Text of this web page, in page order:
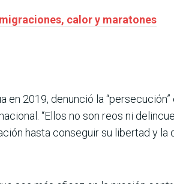
calor y maratones
en 2019, denunció la
“Ellos no son reos ni
hasta conseguir su libertad y